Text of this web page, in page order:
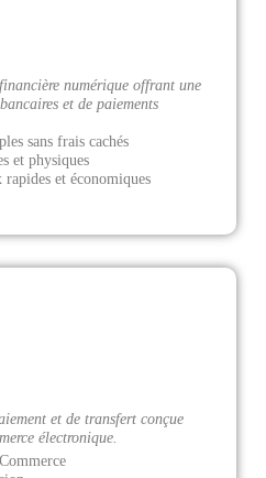
numérique offrant une
et de paiements
sans frais cachés
et physiques
et économiques
et de transfert conçue
électronique.